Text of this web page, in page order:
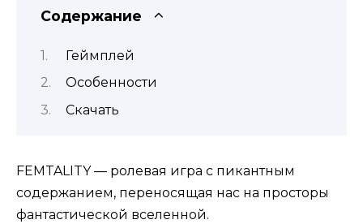
Содержание
Геймплей
Особенности
Скачать
FEMTALITY — ролевая игра с пикантным
содержанием, переносящая нас на просторы
фантастической вселенной.